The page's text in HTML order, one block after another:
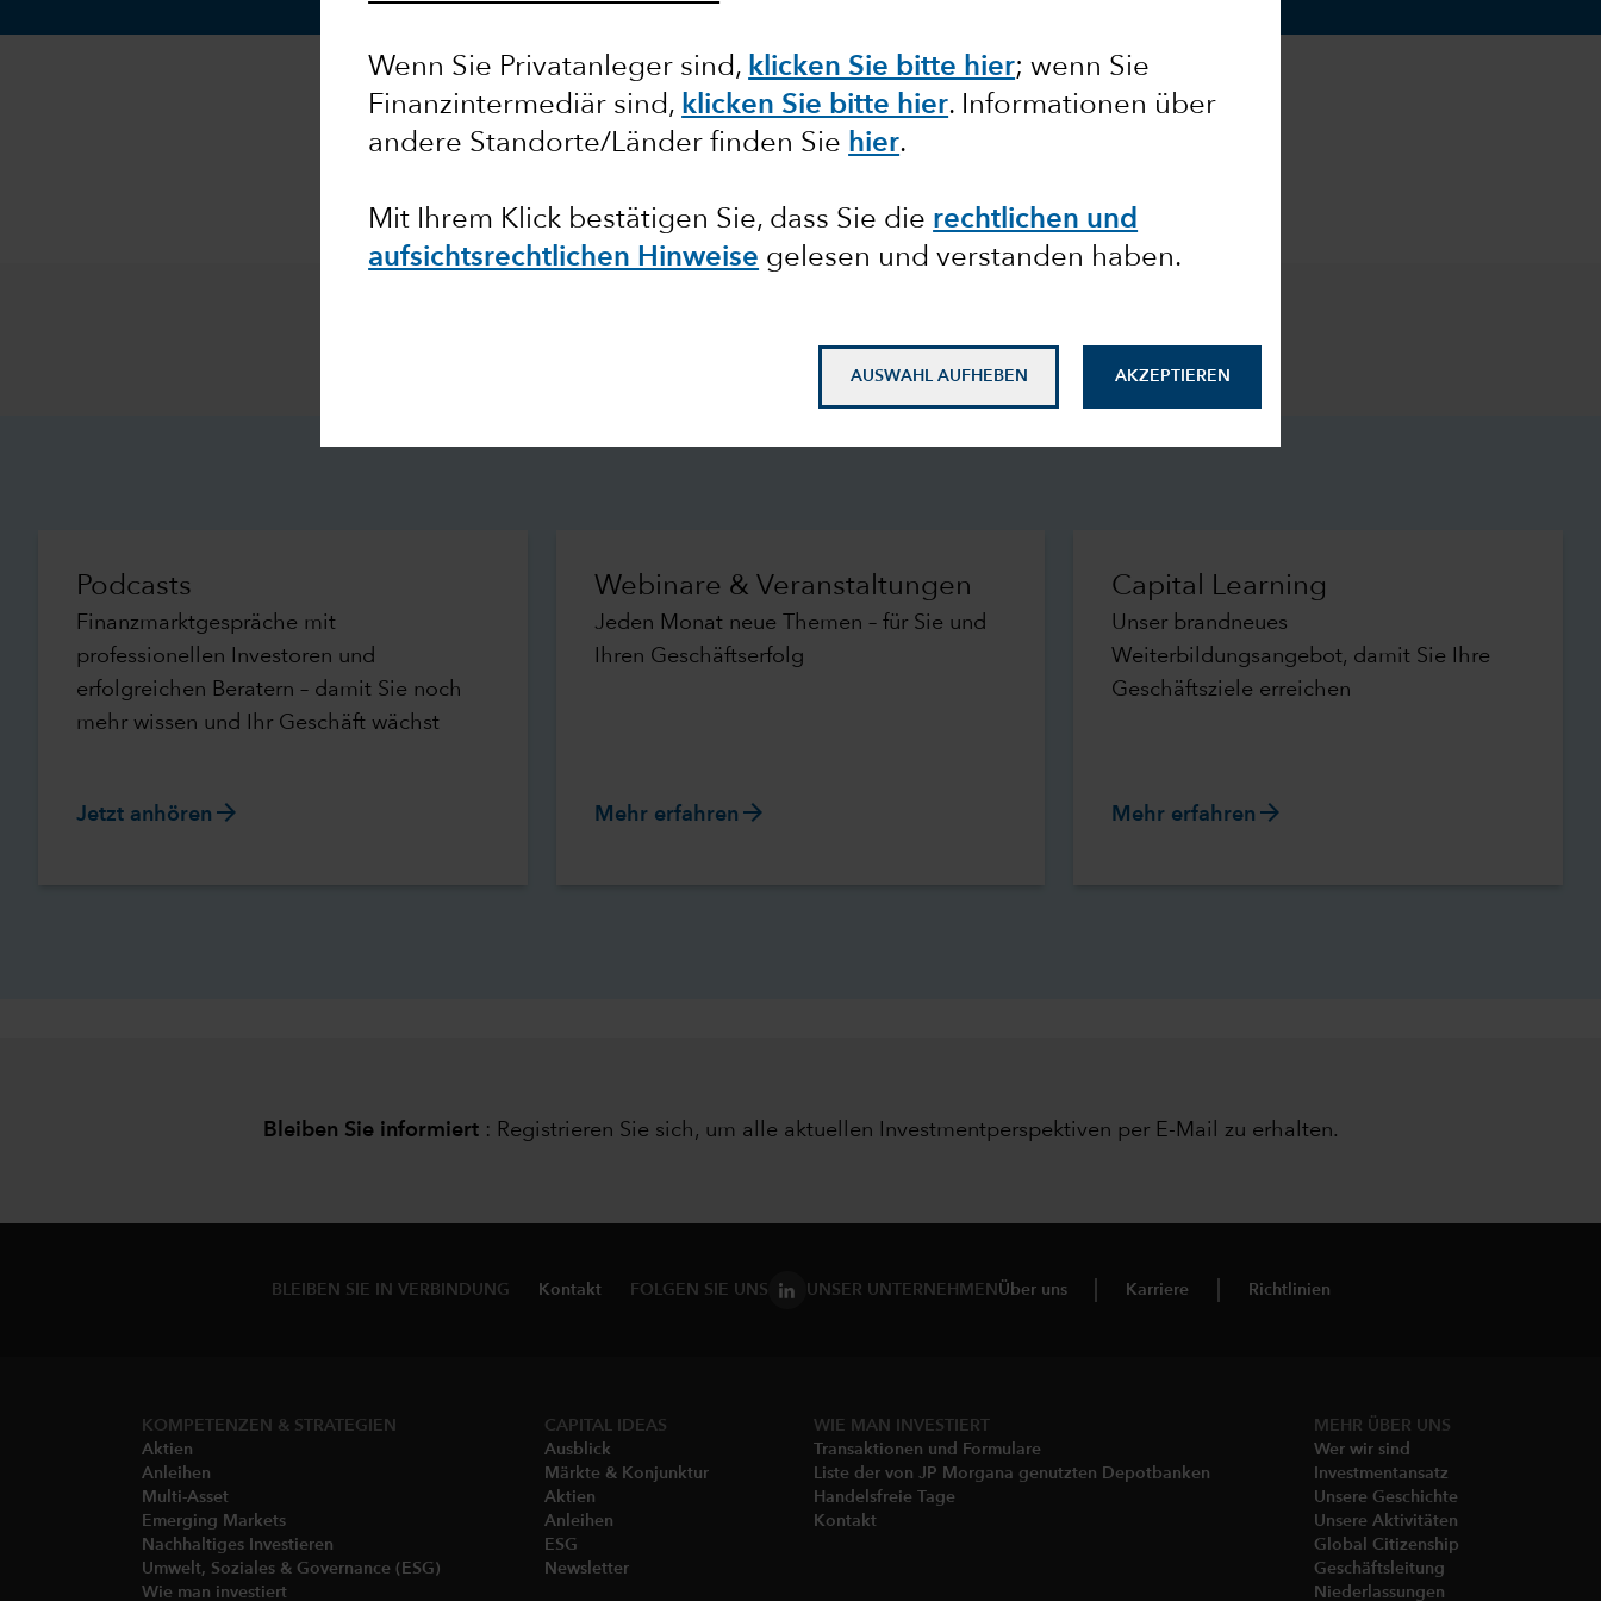
Wenn Sie Privatanleger sind, klicken Sie bitte hier; wenn Sie
Finanzintermediär sind, klicken Sie bitte hier. Informationen über
andere Standorte/Länder finden Sie hier.
Mit Ihrem Klick bestätigen Sie, dass Sie die rechtlichen und
aufsichtsrechtlichen Hinweise gelesen und verstanden haben.
AUSWAHL AUFHEBEN AKZEPTIEREN
Podcasts
Finanzmarktgespräche mit
professionellen Investoren und
erfolgreichen Beratern – damit Sie noch
mehr wissen und Ihr Geschäft wächst
Jetzt anhören arrow_forward
Webinare & Veranstaltungen
Jeden Monat neue Themen – für Sie und
Ihren Geschäftserfolg
Mehr erfahren arrow_forward
Capital Learning
Unser brandneues
Weiterbildungsangebot, damit Sie Ihre
Geschäftsziele erreichen
Mehr erfahren arrow_forward
Bleiben Sie informiert : Registrieren Sie sich, um alle aktuellen Investmentperspektiven per E-Mail zu erhalten.
BLEIBEN SIE IN VERBINDUNG Kontakt FOLGEN SIE UNS UNSER UNTERNEHMEN Über uns Karriere Richtlinien
KOMPETENZEN & STRATEGIEN
Aktien
Anleihen
Multi-Asset
Emerging Markets
Nachhaltiges Investieren
Umwelt, Soziales & Governance (ESG)
Wie man investiert
CAPITAL IDEAS
Ausblick
Märkte & Konjunktur
Aktien
Anleihen
ESG
Newsletter
WIE MAN INVESTIERT
Transaktionen und Formulare
Liste der von JP Morgana genutzten Depotbanken
Handelsfreie Tage
Kontakt
MEHR ÜBER UNS
Wer wir sind
Investmentansatz
Unsere Geschichte
Unsere Aktivitäten
Global Citizenship
Geschäftsleitung
Niederlassungen